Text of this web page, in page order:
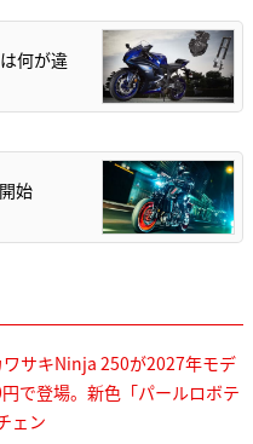
何が違
始
サキNinja 250が2027年モデ
で登場。新色「パールロボテ
ェン